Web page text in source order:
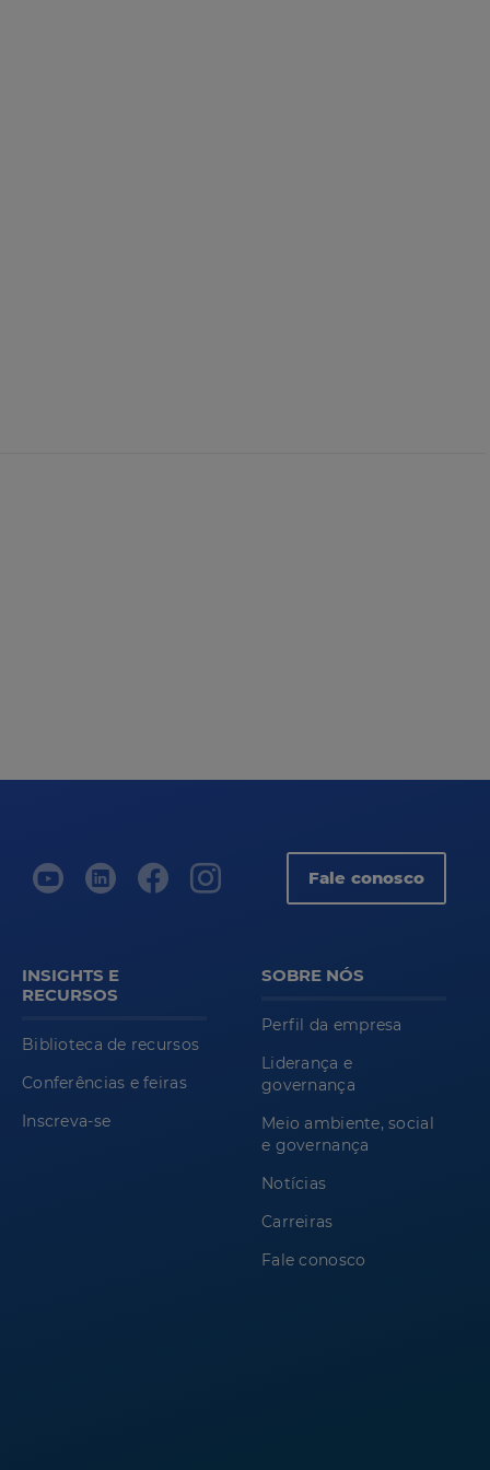
Fale conosco
INSIGHTS E
RECURSOS
Biblioteca de recursos
Conferências e feiras
Inscreva-se
SOBRE NÓS
Perfil da empresa
Liderança e
governança
Meio ambiente, social
e governança
Notícias
Carreiras
Fale conosco